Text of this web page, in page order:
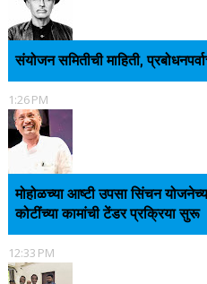
संयोजन समितीची माहिती,
1:26 PM
मोहोळच्या आष्टी उपसा सिंचन
कोटींच्या कामांची टेंडर प्रक्रिया सुरू
12:33 PM